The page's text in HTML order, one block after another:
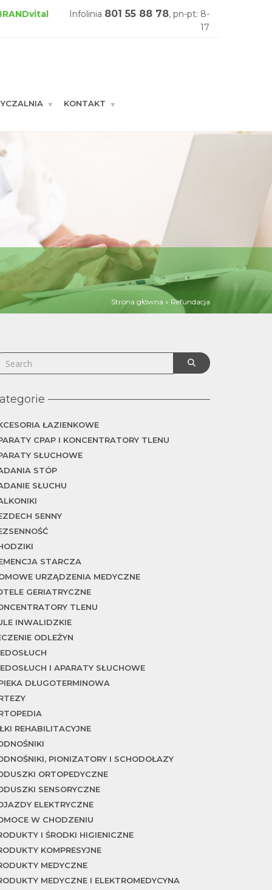
Infolinia 801 55 88 78, pn-pt: 8-
17
KONTAKT
Strona główna » Refundacja
ŁAZIENKOWE
CPAP I KONCENTRATORY TLENU
SŁUCHOWE
STÓP
SŁUCHU
SENNY
STARCZA
URZĄDZENIA MEDYCZNE
GERIATRYCZNE
TLENU
INWALIDZKIE
ODLEŻYN
I APARATY SŁUCHOWE
DŁUGOTERMINOWA
REHABILITACYJNE
PIONIZATORY I SCHODOŁAZY
ORTOPEDYCZNE
SENSORYCZNE
ELEKTRYCZNE
W CHODZENIU
I ŚRODKI HIGIENICZNE
KOMPRESYJNE
MEDYCZNE
MEDYCZNE I ELEKTROMEDYCYNA